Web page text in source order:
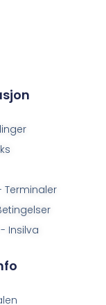
Terminaler
Insilva